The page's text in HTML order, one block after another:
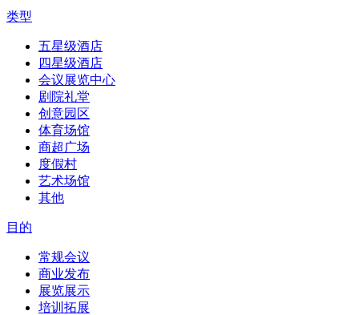
类型
五星级酒店
四星级酒店
会议展览中心
剧院礼堂
创意园区
体育场馆
商超广场
度假村
艺术场馆
其他
目的
常规会议
商业发布
展览展示
培训拓展